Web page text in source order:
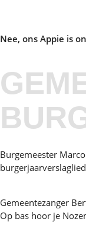
Nee, ons Appie is
Burgemeester
Gemeentezanger
Op bas hoor je